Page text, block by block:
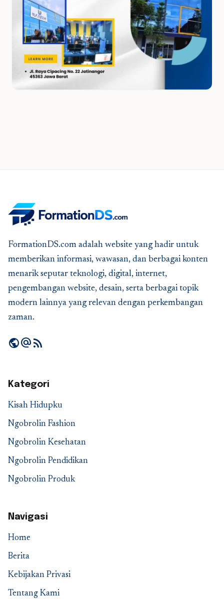
FormationDS.com adalah website yang hadir untuk
memberikan informasi, wawasan, dan berbagai konten
menarik seputar teknologi, digital, internet,
pengembangan website, desain, serta berbagai topik
modern lainnya yang relevan dengan perkembangan
zaman.
publicalternate_emailrss_feed
Kategori
Kisah Hidupku
Ngobrolin Fashion
Ngobrolin Kesehatan
Ngobrolin Pendidikan
Ngobrolin Produk
Navigasi
Home
Berita
Kebijakan Privasi
Tentang Kami